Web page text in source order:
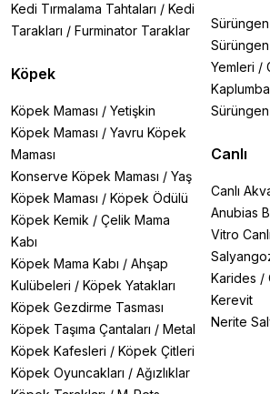
Kedi Tırmalama Tahtaları / Kedi
Tarakları / Furminator Taraklar
Köpek
Köpek Maması / Yetişkin
Köpek Maması / Yavru Köpek
Maması
Konserve Köpek Maması / Yaş
Köpek Maması / Köpek Ödülü
Köpek Kemik / Çelik Mama
Kabı
Köpek Mama Kabı / Ahşap
Kulübeleri / Köpek Yatakları
Köpek Gezdirme Tasması
Köpek Taşıma Çantaları / Metal
Köpek Kafesleri / Köpek Çitleri
Köpek Oyuncakları / Ağızlıklar
Sürüngen
Yemleri /
Sürüngen
Canlı
Canlı
Anubias
Vitro
Karides /
Kerevit
Nerite